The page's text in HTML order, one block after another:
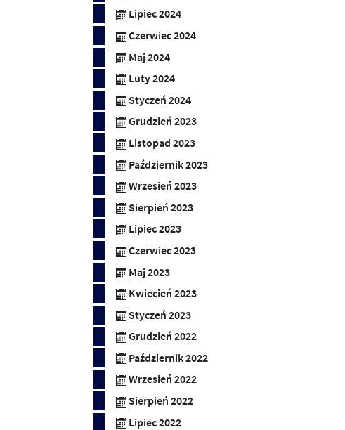
Lipiec 2024
Czerwiec 2024
Maj 2024
Luty 2024
Styczeń 2024
Grudzień 2023
Listopad 2023
Październik 2023
Wrzesień 2023
Sierpień 2023
Lipiec 2023
Czerwiec 2023
Maj 2023
Kwiecień 2023
Styczeń 2023
Grudzień 2022
Październik 2022
Wrzesień 2022
Sierpień 2022
Lipiec 2022